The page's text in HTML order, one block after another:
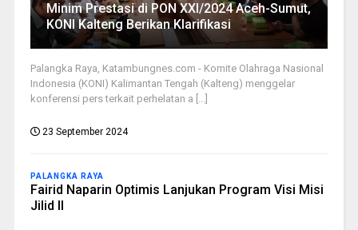
Minim Prestasi di PON XXI/2024 Aceh-Sumut,
KONI Kalteng Berikan Klarifikasi
Palangka Raya, Katambungnes.com - Komite Olahraga Nasional
Indonesia (KONI) Kalimantan Tengah (Kalteng) menggelar
konferensi pers terkait perhelatan a [...]
23 September 2024
PALANGKA RAYA
Fairid Naparin Optimis Lanjukan Program Visi Misi
Jilid II